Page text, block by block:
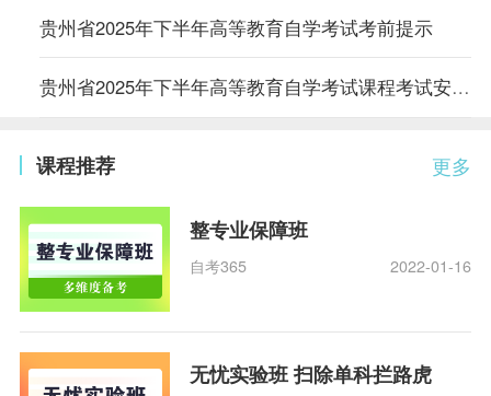
贵州省2025年下半年高等教育自学考试考前提示
贵州省2025年下半年高等教育自学考试课程考试安排表
更多
课程推荐
整专业保障班
自考365 2022-01-16
无忧实验班 扫除单科拦路虎